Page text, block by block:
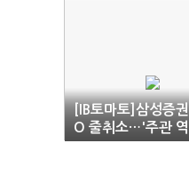
[IB토마토]삼성증
O 줄취소…'주관
시험대 올랐다